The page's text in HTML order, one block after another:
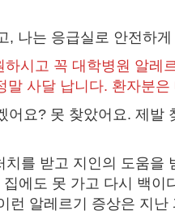
, 나는 응급실로 안전하
하시고 꼭 대학병원 알레
사달 납니다. 환자분은
어요? 못 찾았어요. 제
를 받고 지인의 도움을
에도 못 가고 다시 백이
런 알레르기 증상은 지난